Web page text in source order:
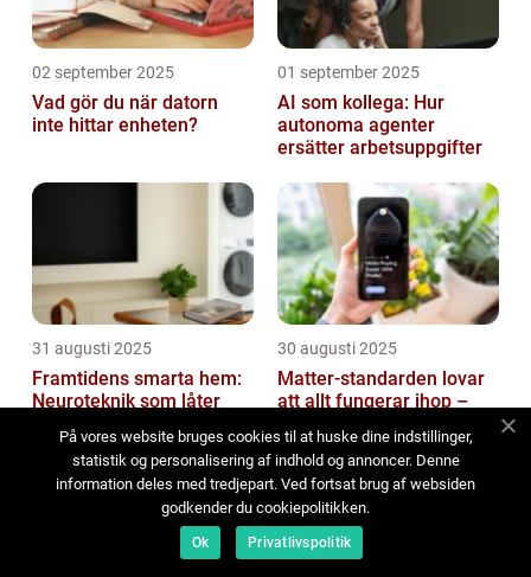
02 september 2025
Vad gör du när datorn
inte hittar enheten?
01 september 2025
AI som kollega: Hur
autonoma agenter
ersätter arbetsuppgifter
31 augusti 2025
Framtidens smarta hem:
Neuroteknik som låter
tankar styra digitala
enheter direkt
30 augusti 2025
Matter-standarden lovar
att allt fungerar ihop –
På vores website bruges cookies til at huske dine indstillinger,
statistik og personalisering af indhold og annoncer. Denne
information deles med tredjepart. Ved fortsat brug af websiden
godkender du cookiepolitikken.
Ok Privatlivspolitik